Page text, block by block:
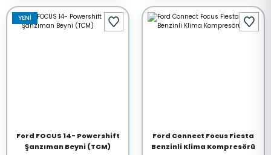
YENİ
Ford FOCUS 14- Powershift
Şanzıman Beyni (TCM)
Ford Connect Focus Fiesta
Benzinli Klima Kompresörü